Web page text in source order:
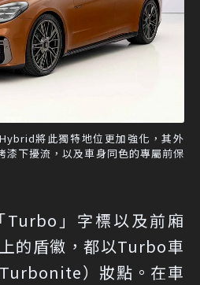
將此獨特地位更加強化，其外
漆下擾流，以及車身同色的專屬前保
Turbo」字標以及前廂
的盾徽，都以Turbo車
）妝點。在車